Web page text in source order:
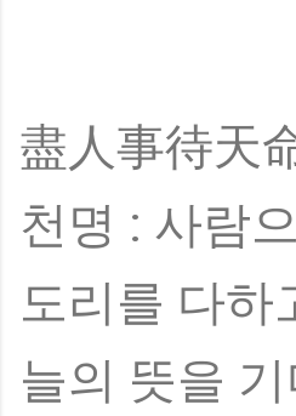
盡人事待天
천명 : 사람
도리를 다하
늘의 뜻을